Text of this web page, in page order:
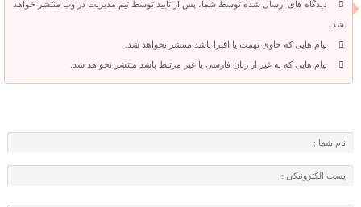
دیدگاه های ارسال شده توسط شما، پس از تایید توسط تیم مدیریت در وب منتشر خواهد
شد.
پیام هایی که حاوی تهمت یا افترا باشد منتشر نخواهد شد.
پیام هایی که به غیر از زبان فارسی یا غیر مرتبط باشد منتشر نخواهد شد.